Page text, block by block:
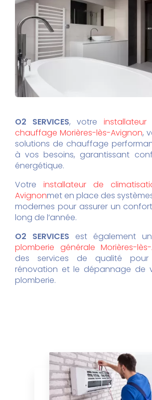
O2 SERVICES, votre
chauffage Morières-lès-Avignon,
solutions de chauffage
à vos besoins, garantissant
énergétique.
Votre installateur de
Avignonmet en place des
modernes pour assurer un
long de l’année.
O2 SERVICES est également
plomberie générale Morières-
des services de qualité pour
rénovation et le dépannage de
plomberie.